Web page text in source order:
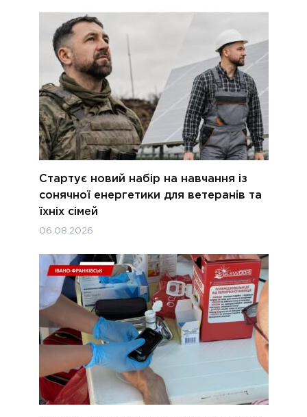
Стартує новий набір на навчання із
сонячної енергетики для ветеранів та
їхніх сімей
06.08.2026